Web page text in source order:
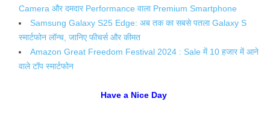
Camera और दमदार Performance वाला Premium Smartphone
Samsung Galaxy S25 Edge: अब तक का सबसे पतला Galaxy S
स्मार्टफोन लॉन्च, जानिए फीचर्स और कीमत
Amazon Great Freedom Festival 2024 : Sale में 10 हजार में आने
वाले टॉप स्मार्टफोन
Have a Nice Day